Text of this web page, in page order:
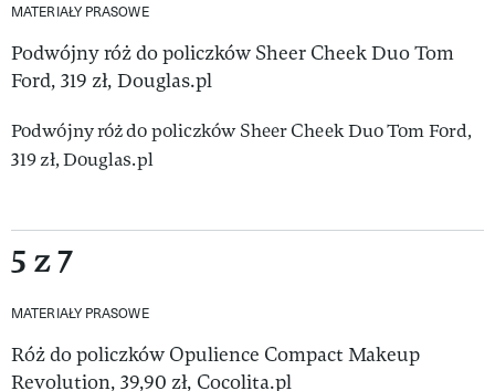
MATERIAŁY PRASOWE
Podwójny róż do policzków Sheer Cheek Duo Tom
Ford, 319 zł, Douglas.pl
Podwójny róż do policzków Sheer Cheek Duo Tom Ford,
319 zł, Douglas.pl
5 z 7
MATERIAŁY PRASOWE
Róż do policzków Opulience Compact Makeup
Revolution, 39,90 zł, Cocolita.pl